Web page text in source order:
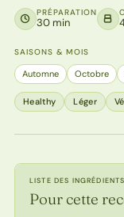
PRÉPARATION
30 min
SAISONS & MOIS
Automne Octobre
Healthy Léger
LISTE DES INGRÉDIENTS
Pour cette